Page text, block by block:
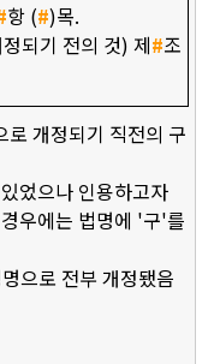
항 (#)목.
되기 전의 것) 제#조
개정되기 직전의 구
었으나 인용하고자
우에는 법명에 '구'를
으로 전부 개정됐음